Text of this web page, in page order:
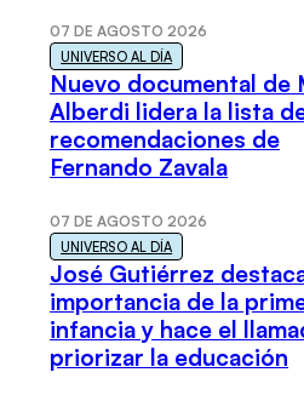
07 DE AGOSTO 2026
UNIVERSO AL DÍA
Nuevo documental de
Alberdi lidera la lista
recomendaciones de
Fernando Zavala
07 DE AGOSTO 2026
UNIVERSO AL DÍA
José Gutiérrez
importancia de la
infancia y hace el
priorizar la educación